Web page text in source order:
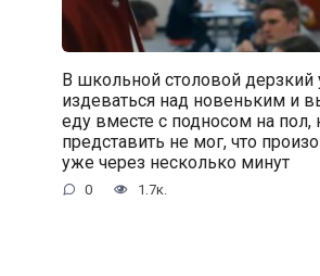
В школьной столовой дерзкий
издеваться над новеньким и
еду вместе с подносом на пол,
представить не мог, что
уже через несколько минут
0 1.7к.